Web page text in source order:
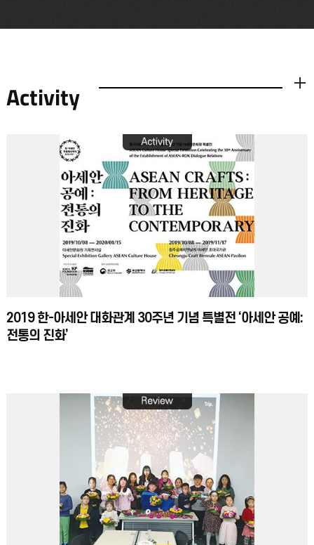
Activity
2019 한-아세안 대화관계 30주년 기념 특별전 ‘아세안 공예:
전통의 진화’
더보기